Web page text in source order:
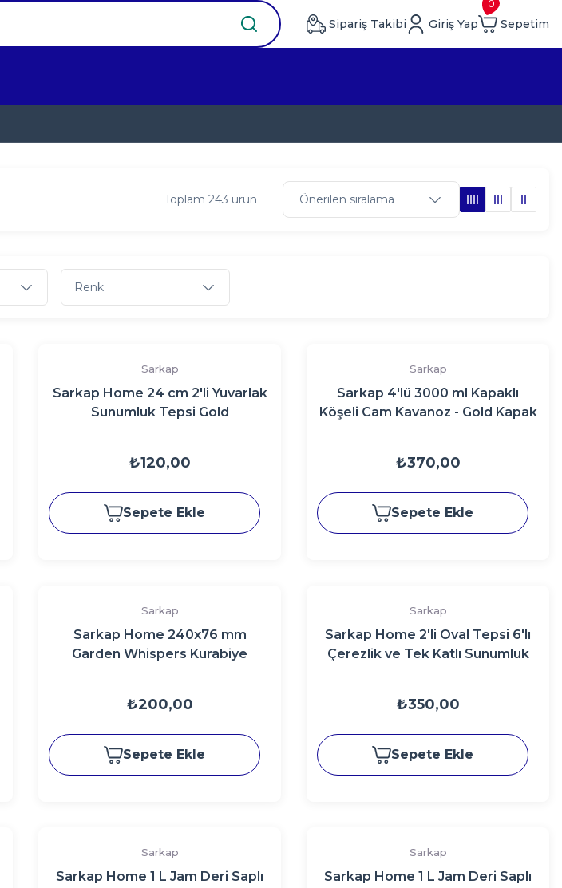
Sipariş Takibi Giriş Yap
0
Sepetim
Toplam 243 ürün
Renk
Sarkap
Sarkap Home 24 cm 2'li Yuvarlak
Sunumluk Tepsi Gold
₺120,00
Sepete Ekle
Sarkap
Sarkap 4'lü 3000 ml Kapaklı
Köşeli Cam Kavanoz - Gold Kapak
₺370,00
Sepete Ekle
Sarkap
Sarkap Home 240x76 mm
Garden Whispers Kurabiye
₺200,00
Sepete Ekle
Sarkap
Sarkap Home 2'li Oval Tepsi 6'lı
Çerezlik ve Tek Katlı Sunumluk
₺350,00
Sepete Ekle
Sarkap
Sarkap Home 1 L Jam Deri Saplı
Sarkap
Sarkap Home 1 L Jam Deri Saplı